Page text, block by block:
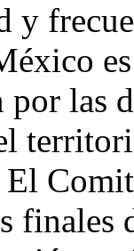
y
por las
finales